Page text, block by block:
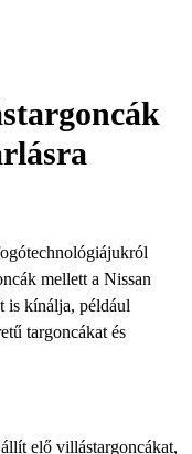
mellett a Nissan
is kínálja, például
targoncákat és
elő villástargoncákat,